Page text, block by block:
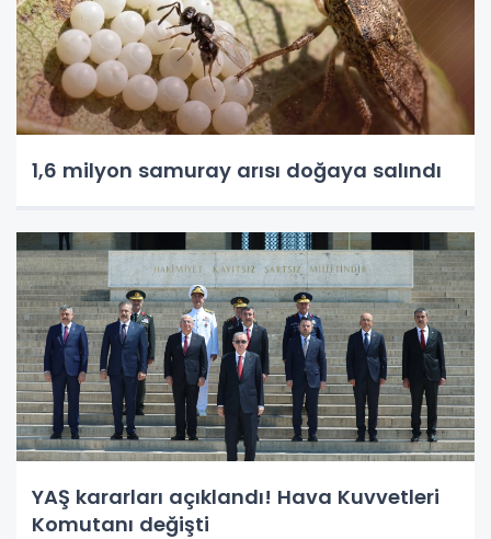
1,6 milyon samuray arısı doğaya salındı
YAŞ kararları açıklandı! Hava Kuvvetleri
Komutanı değişti